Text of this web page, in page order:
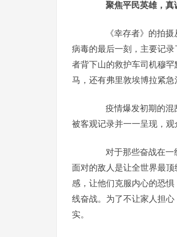
聚焦平民英雄，真
《幸存者》的拍摄从
病毒的最后一刻，主要记
者背下山的救护车司机穆罕
马，还有弗里敦埃博拉紧急
疫情爆发初期的混乱
被客观记录并一一呈现，观
对于那些奋战在一线
面对的敌人是让全世界最
感，让他们克服内心的恐
线奋战。为了不让家人担
实。